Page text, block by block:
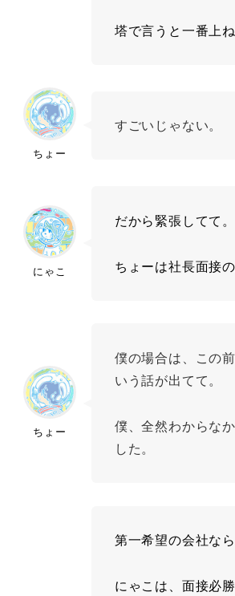
塔で言うと一番上ね
ちょー
すごいじゃない。
にゃこ
だから緊張してて。
ちょーは社長面接
ちょー
僕の場合は、この
いう話が出てて。
僕、全然わからな
した。
第一希望の会社な
にゃこは、面接必